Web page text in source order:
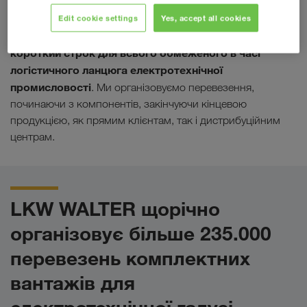
Компанія LKW WALTER надаєіндивідуальні рішення в
короткий строк для всього обмеженого в часі
логістичного ланцюга електротехнічної
промисловості. Ми організовуємо перевезення,
починаючи з компонентів, закінчуючи кінцевою
продукцією, як прямим клієнтам, так і дистрибуційним
центрам.
LKW WALTER щорічно
організовує більше 235.000
перевезень комплектних
вантажів для
Edit cookie settings Yes, accept all cookies